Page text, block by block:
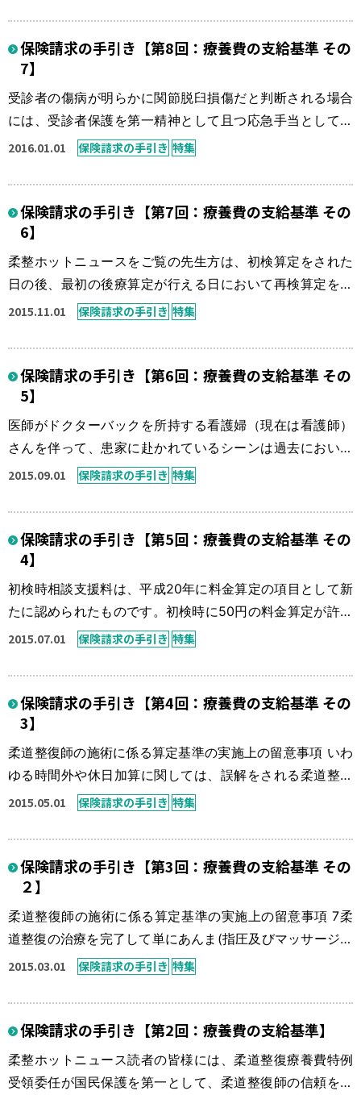
されています。 それまでは、支給基準により定められてい
る傷病名として骨折・脱臼・打撲・捻挫のみであり筋損傷
としての挫傷の使用は認められていなかったようです。挫
傷が傷病名として利用可能となっても […]
保険請求の手引き【第8回：療養費の支給基準 その
7】
受診者の傷病が明らかに関節脱臼損傷だと判断される場合
には、受診者保護を第一精神として且つ応急手当として整
復を処置するのが当然だと考えられます。ですが、脱臼損
められる場合があります。それらを踏まえて、画像診断等
を含めた確認が重要であることは言うまでもありません。
また、整復が完了した後、応急手当以降の継続した治療
（施術）を行う場合には、例え脱臼が回復 […]
2016.01.01 保険請求の手引き 特集
保険請求の手引き【第7回：療養費の支給基準 その
6】
柔整ホットニュースをご覧の先生方は、初検算定をされた
日の後、最初の後療算定が行える日において再検算定を行
う場合、どのように捉えて実行しておられるのでしょう
えや身体運動器に示される症状から必要かつ妥当な判断に
おいて、限定的ではあるものの、算定上許された傷病名を
決定することになります。 第4 再検料 11 再検料は，初検
料を算定する初検の日後最初 […]
2015.11.01 保険請求の手引き 特集
保険請求の手引き【第6回：療養費の支給基準 その
5】
医師がドクターバックを所持する看護婦（現在は看護師）
さんを伴って、患家に赴かれているシーンは過去において
当たり前のように拝見する機会がありました。 昨今その代
る「往診」と云う形式自体が少なくなったように感じます
が、読者の皆様はいかがでございましょうか？ 今回は柔道
整復師の先生方に認められる往療について、解説を申し上
げます。 往療を行ない、算定する […]
2015.09.01 保険請求の手引き 特集
保険請求の手引き【第5回：療養費の支給基準 その
4】
初検時相談支援料は、平成20年に料金算定の項目として新
たに認められたものです。初検時に50円の料金算定が許さ
れた訳ですが、この50円には非常に大切な意味が込められ
算定新項目を設けることにより、柔道整復療養費の総額に
対する、いわゆる影響金額は、約8億円と試算されていたよ
うです。 9初検時相談支援料の取扱いについては，以下に
よること。 (1)初検 […]
2015.07.01 保険請求の手引き 特集
保険請求の手引き【第4回：療養費の支給基準 その
3】
柔道整復師の施術に係る算定基準の実施上の留意事項 いわ
ゆる時間外や休日加算に関しては、誤解をされる柔道整復
師の先生が比較的多くみられる傾向がありますので、この
いについては，以下によること。 (1)休日加算と時間外加算
又は深夜加算との重複算定は認められないこと。 (2)時間外
加算又は深夜加算は，初検が時間外又は深夜に開始された
場合に認められるもの […]
2015.05.01 保険請求の手引き 特集
保険請求の手引き【第3回：療養費の支給基準 その
２】
柔道整復師の施術に係る算定基準の実施上の留意事項 7柔
道整復の治療を完了して単にあんま(指圧及びマッサージを
含む。)のみの治療を必要とする患者に対する施術は支給対
が、柔道整復は医療ではないことから「施術」と呼ぶ手当
が基本であるなどと耳にすることがあります。 この条項で
は明らかに柔道整復の「治療」と表現され、記載がなされ
ています。 そしてその内容は […]
2015.03.01 保険請求の手引き 特集
保険請求の手引き【第2回：療養費の支給基準】
柔整ホットニュース読者の皆様には、柔道整復療養費特例
受領委任が国民保護を第一として、柔道整復師の信頼を根